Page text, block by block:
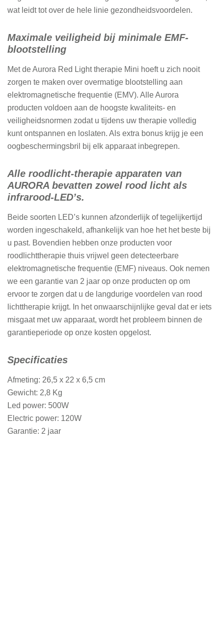
wat leidt tot over de hele linie gezondheidsvoordelen.
Maximale veiligheid bij minimale EMF-
blootstelling
Met de Aurora Red Light therapie Mini hoeft u zich nooit
zorgen te maken over overmatige blootstelling aan
elektromagnetische frequentie (EMV). Alle Aurora
producten voldoen aan de hoogste kwaliteits- en
veiligheidsnormen zodat u tijdens uw therapie volledig
kunt ontspannen en loslaten. Als extra bonus krijg je een
oogbeschermingsbril bij elk apparaat inbegrepen.
Alle roodlicht-therapie apparaten van
AURORA bevatten zowel rood licht als
infrarood-LED’s.
Beide soorten LED’s kunnen afzonderlijk of tegelijkertijd
worden ingeschakeld, afhankelijk van hoe het het beste bij
u past. Bovendien hebben onze producten voor
roodlichttherapie thuis vrijwel geen detecteerbare
elektromagnetische frequentie (EMF) niveaus. Ook nemen
we een garantie van 2 jaar op onze producten op om
ervoor te zorgen dat u de langdurige voordelen van rood
lichttherapie krijgt. In het onwaarschijnlijke geval dat er iets
misgaat met uw apparaat, wordt het probleem binnen de
garantieperiode op onze kosten opgelost.
Specificaties
Afmeting: 26,5 x 22 x 6,5 cm
Gewicht: 2,8 Kg
Led power: 500W
Electric power: 120W
Garantie: 2 jaar